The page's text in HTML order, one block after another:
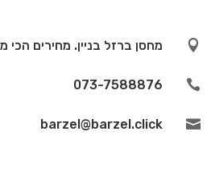
 מחסן ברזל בניין. מחירים

073-7588876

barzel@barzel.click